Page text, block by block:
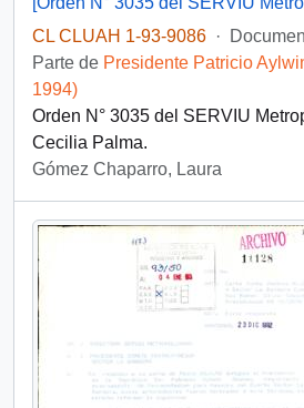
CL CLUAH 1-93-9086 ·
Parte de Presidente Patricio
1994)
Orden N° 3035 del SERVIU
Cecilia Palma.
Gómez Chaparro, Laura